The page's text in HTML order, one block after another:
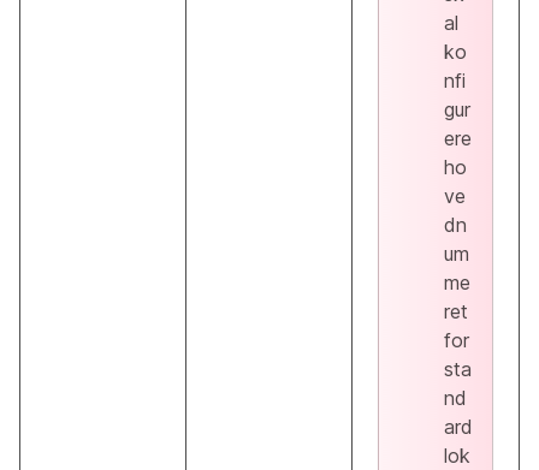
al
ko
nfi
gur
ere
ho
ve
dn
um
me
ret
for
sta
nd
ard
lok